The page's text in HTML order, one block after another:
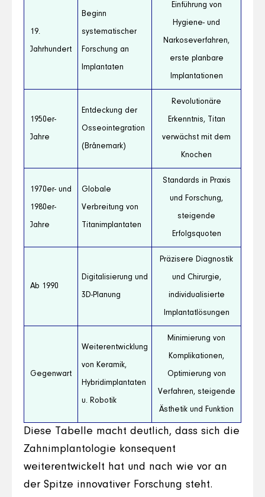
19.
Jahrhundert
Beginn
systematischer
Forschung an
Implantaten
Einführung von
Hygiene- und
Narkoseverfahren,
erste planbare
Implantationen
1950er-
Jahre
Entdeckung der
Osseointegration
(Brånemark)
Revolutionäre
Erkenntnis, Titan
verwächst mit dem
Knochen
1970er- und
1980er-
Jahre
Globale
Verbreitung von
Titanimplantaten
Standards in Praxis
und Forschung,
steigende
Erfolgsquoten
Ab 1990
Digitalisierung und
3D-Planung
Präzisere Diagnostik
und Chirurgie,
individualisierte
Implantatlösungen
Gegenwart
Weiterentwicklung
von Keramik,
Hybridimplantaten
u. Robotik
Minimierung von
Komplikationen,
Optimierung von
Verfahren, steigende
Ästhetik und Funktion
Diese Tabelle macht deutlich, dass sich die
Zahnimplantologie konsequent
weiterentwickelt hat und nach wie vor an
der Spitze innovativer Forschung steht.